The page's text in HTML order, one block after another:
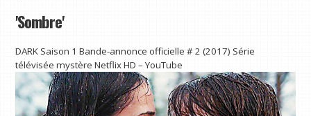
'Sombre'
DARK Saison 1 Bande-annonce officielle # 2 (2017) Série
télévisée mystère Netflix HD – YouTube